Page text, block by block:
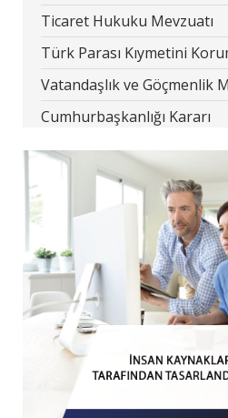
Ticaret Hukuku Mevzuatı
Türk Parası Kıymetini
Vatandaşlık ve Göçmenlik
Cumhurbaşkanlığı Kararı